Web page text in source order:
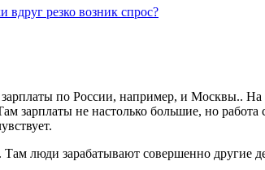
резко возник спрос?
по России, например, и Москвы..
зарплаты не настолько большие, но
люди зарабатывают совершенно другие